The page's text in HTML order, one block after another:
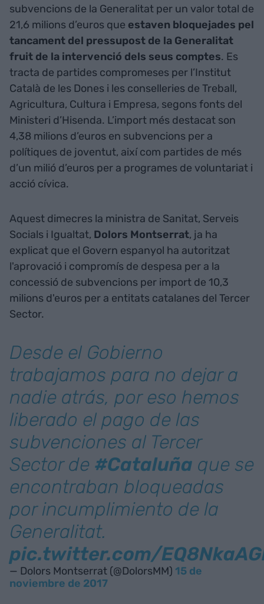
subvencions de la Generalitat per un valor total de
21,6 milions d’euros que estaven bloquejades pel
tancament del pressupost de la Generalitat
fruit de la intervenció dels seus comptes. Es
tracta de partides compromeses per l’Institut
Català de les Dones i les conselleries de Treball,
Agricultura, Cultura i Empresa, segons fonts del
Ministeri d’Hisenda. L’import més destacat son
4,38 milions d’euros en subvencions per a
polítiques de joventut, així com partides de més
d’un milió d’euros per a programes de voluntariat i
acció cívica.
Aquest dimecres la ministra de Sanitat, Serveis
Socials i Igualtat, Dolors Montserrat, ja ha
explicat que el Govern espanyol ha autoritzat
l'aprovació i compromís de despesa per a la
concessió de subvencions per import de 10,3
milions d'euros per a entitats catalanes del Tercer
Sector.
Desde el Gobierno
trabajamos para no dejar a
nadie atrás, por eso hemos
liberado el pago de las
subvenciones al Tercer
Sector de #Cataluña que se
encontraban bloqueadas
por incumplimiento de la
Generalitat.
pic.twitter.com/
— Dolors Montserrat (@DolorsMM) 15 de
noviembre de 2017